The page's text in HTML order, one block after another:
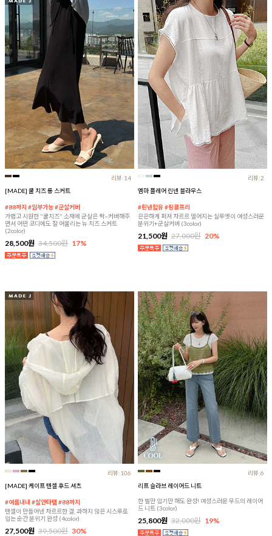
리뷰:14
[MADE] 쿨 치즈 롱 스커트
#88까지 #임부가능 #군살커버
가볍고 시원한 "쿨치즈" 소재에 군살은 싹~커버해주
면서 어떤 코디에도 잘 어울리는 뉴 치즈 스커트
(2color)
28,500원 34,500원 17%
리뷰:2
엠마 플레어 린넨 블라우스
#린넨함유 #링클프리
은은하게 퍼져 차르르 떨어지는 실루엣이 여성스러운
분위기+군살커버 (3color)
21,500원 27,000원 20%
리뷰:106
[MADE] 케이프 텐셀 후드 셔츠
#여름내내 #살안타템 #88까지
텐셀이 만들어낸 차르르한 결, 과하지 않은 시스루로
입는 순간 분위기 완성 (4color)
27,500원 39,500원 30%
리뷰:6
리프 슬라브 레이어드 니트
한 벌만 입기만 해도 완성! 여성스러운 무드의 레이어
드 니트 (3color)
25,800원 32,000원 19%